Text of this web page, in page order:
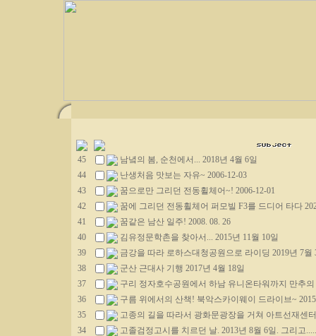
45
남녘의 봄, 순천에서... 2018년 4월 6일
44
난생처음 맛보는 자유~ 2006-12-03
43
꿈으로만 그리던 전동휠체어~! 2006-12-01
42
꿈에 그리던 전동휠체어 퍼모빌 F3를 드디어 타다
41
꿈같은 남산 일주! 2008. 08. 26
40
김유정문학촌을 찾아서... 2015년 11월 10일
39
금강을 따라 로하스대청공원으로 라이딩 2019년 7월
38
군산 근대사 기행 2017년 4월 18일
37
구리 정자호수공원에서 하남 유니온타워까지 만추의
36
구름 위에서의 산책! 북악스카이웨이 드라이브~
35
고종의 길을 따라서 광화문광장을 거쳐 아트선재센
34
고졸검정고시를 치르던 날. 2013년 8월 6일. 그리고